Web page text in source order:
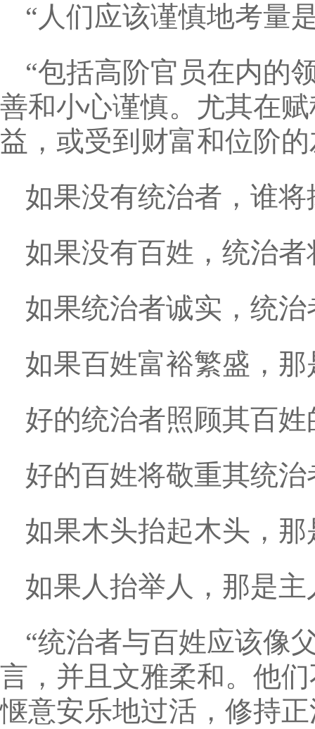
“人们应该谨慎地考量
“包括高阶官员在内的
善和小心谨慎。尤其在
益，或受到财富和位阶
如果没有统治者，谁
如果没有百姓，统治
如果统治者诚实，统
如果百姓富裕繁盛，
好的统治者照顾其百
好的百姓将敬重其统治
如果木头抬起木头，
如果人抬举人，那是
“统治者与百姓应该像
言，并且文雅柔和。他
惬意安乐地过活，修持